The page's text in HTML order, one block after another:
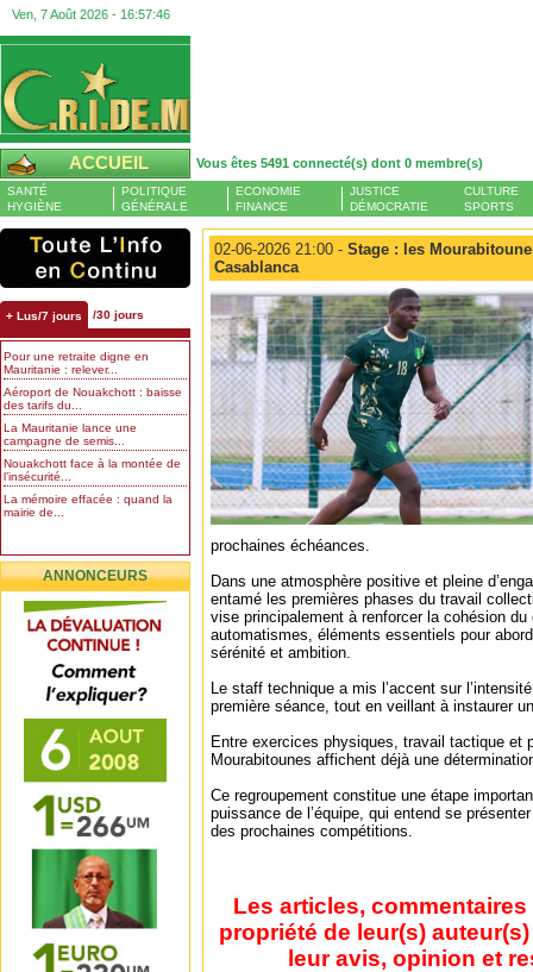
Ven, 7 Août 2026 - 16:57:46
ACCUEIL Vous êtes 5491 connecté(s) dont 0 membre(s)
SANTÉ
HYGIÈNE
POLITIQUE
GÉNÉRALE
ECONOMIE
FINANCE
JUSTICE
DÉMOCRATIE
CULTURE
SPORTS
+ Lus/7 jours /30 jours
Pour une retraite digne en
Mauritanie : relever...
Aéroport de Nouakchott : baisse
des tarifs du...
La Mauritanie lance une
campagne de semis...
Nouakchott face à la montée de
l’insécurité...
La mémoire effacée : quand la
mairie de...
ANNONCEURS
02-06-2026 21:00 - Stage : les
Casablanca
prochaines échéances.
Dans une atmosphère positive et pleine
entamé les premières phases du travail
vise principalement à renforcer la cohésion
automatismes, éléments essentiels pour
sérénité et ambition.
Le staff technique a mis l’accent sur
première séance, tout en veillant à instaurer
Entre exercices physiques, travail tactique et
Mourabitounes affichent déjà une
Ce regroupement constitue une étape
puissance de l’équipe, qui entend se
des prochaines compétitions.
Les articles,
propriété de leur(s)
leur avis, opinion et